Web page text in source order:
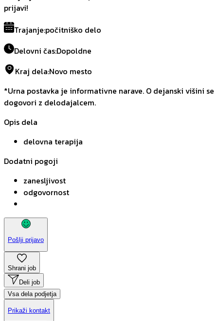
prijavi!
Trajanje:počitniško delo
Delovni čas:Dopoldne
Kraj dela:Novo mesto
*Urna postavka je informativne narave. O dejanski višini se
dogovori z delodajalcem.
Opis dela
delovna terapija
Dodatni pogoji
zanesljivost
odgovornost
Pošlji prijavo
Shrani job
Deli job
Vsa dela podjetja
Prikaži kontakt